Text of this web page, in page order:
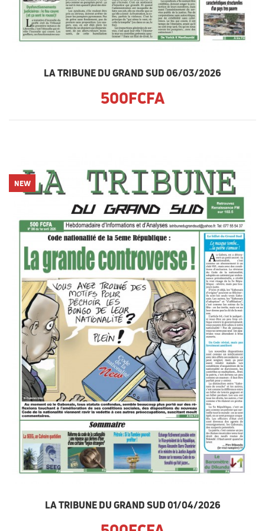
LA TRIBUNE DU GRAND SUD 06/03/2026
500FCFA
NEW
LA TRIBUNE DU GRAND SUD 01/04/2026